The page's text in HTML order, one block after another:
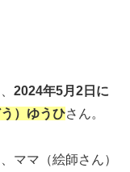
2024年5月2日に
）ゆうひさん。
ママ（絵師さん）